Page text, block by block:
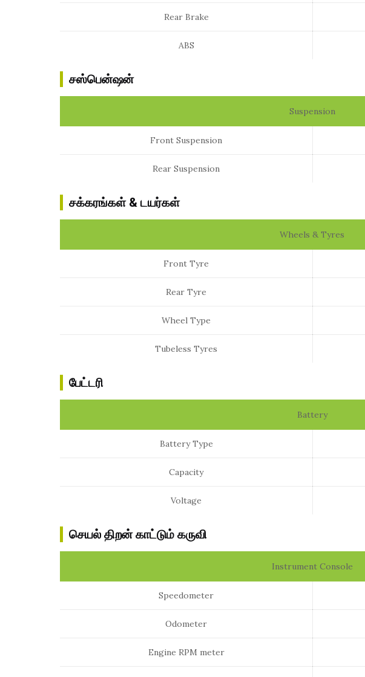
Rear Brake
ABS
சஸ்பென்ஷன்
Suspension
Front Suspension
Rear Suspension
சக்கரங்கள் & டயர்கள்
Wheels & Tyres
Front Tyre
Rear Tyre
Wheel Type
Tubeless Tyres
பேட்டரி
Battery
Battery Type
Capacity
Voltage
செயல் திறன் காட்டும் கருவி
Instrument Console
Speedometer
Odometer
Engine RPM meter